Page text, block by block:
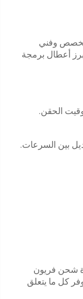
وفني
أعطال برمجة
الحقن.
بين السرعات.
شحن فريون
كل ما يتعلق